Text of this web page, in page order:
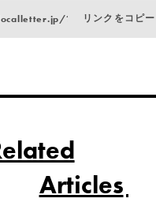
?p=800リンクをコピー
Articles